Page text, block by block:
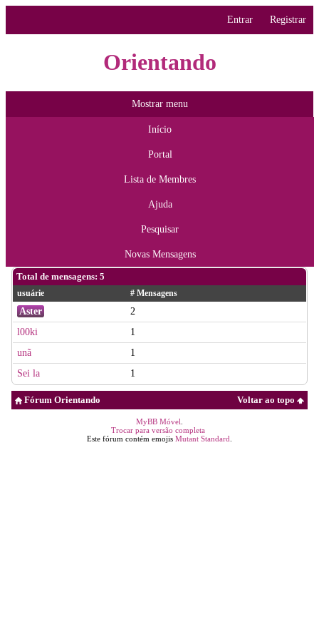
Entrar Registrar
Orientando
Mostrar menu
Início
Portal
Lista de Membres
Ajuda
Pesquisar
Novas Mensagens
Total de mensagens: 5
usuárie # Mensagens
Aster
2
l00ki
1
unã
1
Sei la
1
Voltar ao topo
Fórum Orientando
MyBB Móvel
Trocar para versão completa
Este fórum contém emojis Mutant Standard